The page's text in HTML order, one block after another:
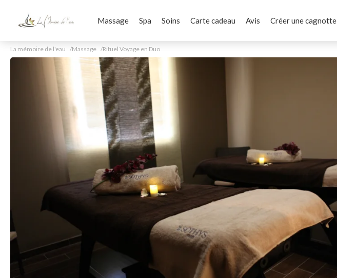
Massage Spa Soins Carte cadeau Avis Créer une cagnotte
La mémoire de l'eau Massage Rituel Voyage en Duo